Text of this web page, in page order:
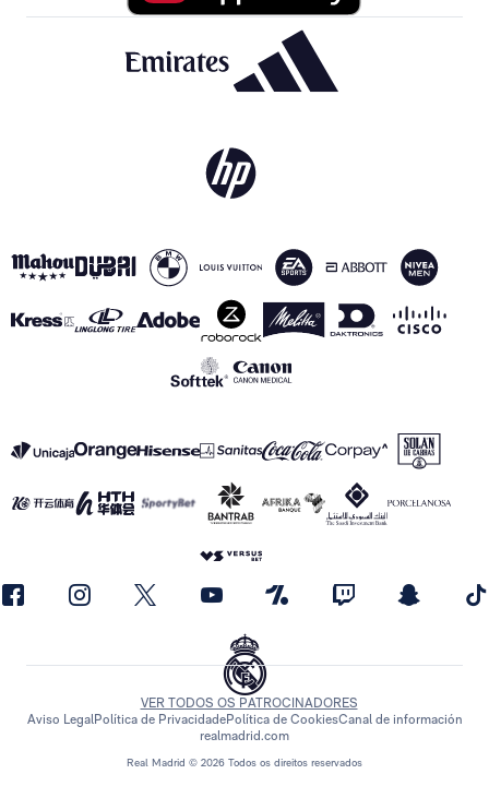
Real Madrid © 2026 Todos os direitos reservados
VER TODOS OS PATROCINADORES
Aviso LegalPolítica de PrivacidadePolítica de CookiesCanal de información
realmadrid.com